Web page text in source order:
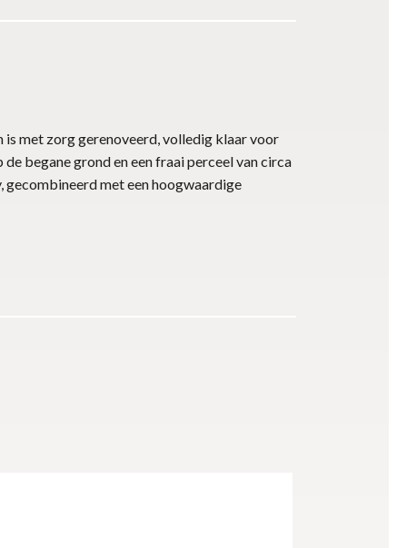
met zorg gerenoveerd, volledig klaar voor
begane grond en een fraai perceel van circa
gecombineerd met een hoogwaardige